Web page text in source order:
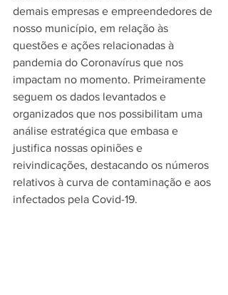
demais empresas e empreendedores de
nosso município, em relação às
questões e ações relacionadas à
pandemia do Coronavírus que nos
impactam no momento. Primeiramente
seguem os dados levantados e
organizados que nos possibilitam uma
análise estratégica que embasa e
justifica nossas opiniões e
reivindicações, destacando os números
relativos à curva de contaminação e aos
infectados pela Covid-19.